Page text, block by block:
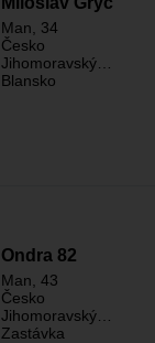
Man , 34
Česko
Jihomoravský…
Blansko
Ondra 82
Man , 43
Česko
Jihomoravský…
Zastávka